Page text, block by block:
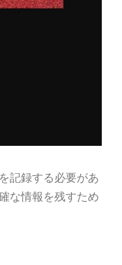
記録する必要があ
な情報を残すため